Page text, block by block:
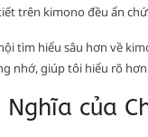
trên kimono đều ẩn
tìm hiểu sâu hơn về
nhớ, giúp tôi hiểu rõ
của